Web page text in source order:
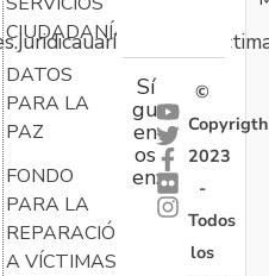
CIUDADANÍA
DATOS
PARA LA
PAZ
FONDO
PARA LA
REPARACIÓN
A VÍCTIMAS
Sí
gu
en
os
en:
©
Copyrigth
2023
-
Todos
los